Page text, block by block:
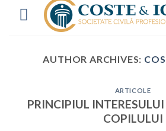
AUTHOR ARCHIVES:
ARTICOLE
PRINCIPIUL INTERESULUI
COPILULUI